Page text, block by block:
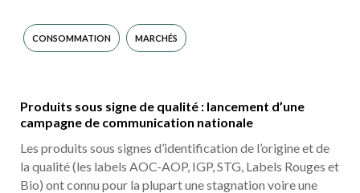
CONSOMMATION MARCHÉS
Produits sous signe de qualité : lancement d’une
campagne de communication nationale
Les produits sous signes d’identification de l’origine et de
la qualité (les labels AOC-AOP, IGP, STG, Labels Rouges et
Bio) ont connu pour la plupart une stagnation voire une